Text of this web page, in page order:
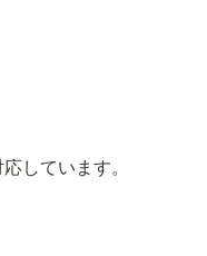
しています。